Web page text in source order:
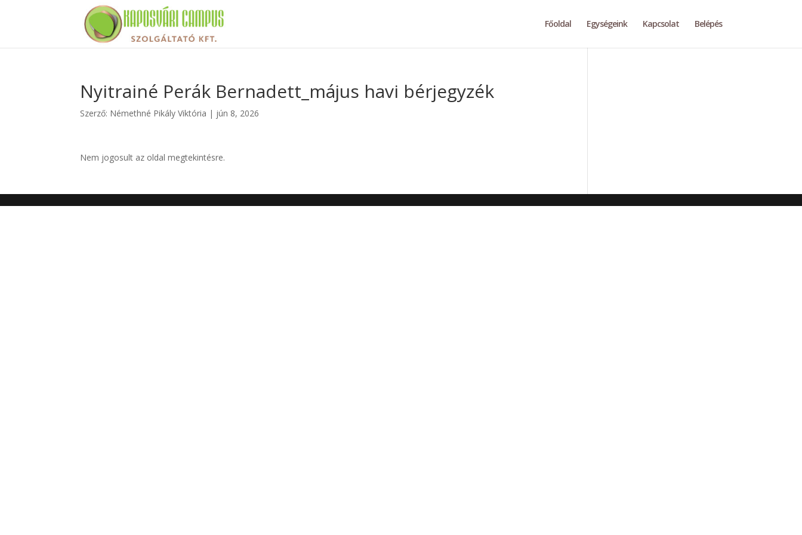
Főoldal Egységeink Kapcsolat Belépés
Nyitrainé Perák Bernadett_május havi bérjegyzék
Szerző: Némethné Pikály Viktória | jún 8, 2026
Nem jogosult az oldal megtekintésre.